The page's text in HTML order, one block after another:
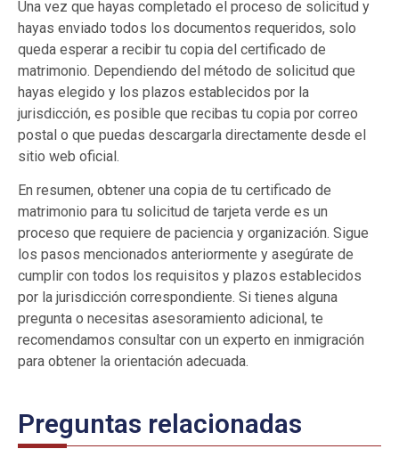
Una vez que hayas completado el proceso de solicitud y
hayas enviado todos los documentos requeridos, solo
queda esperar a recibir tu copia del certificado de
matrimonio. Dependiendo del método de solicitud que
hayas elegido y los plazos establecidos por la
jurisdicción, es posible que recibas tu copia por correo
postal o que puedas descargarla directamente desde el
sitio web oficial.
En resumen, obtener una copia de tu certificado de
matrimonio para tu solicitud de tarjeta verde es un
proceso que requiere de paciencia y organización. Sigue
los pasos mencionados anteriormente y asegúrate de
cumplir con todos los requisitos y plazos establecidos
por la jurisdicción correspondiente. Si tienes alguna
pregunta o necesitas asesoramiento adicional, te
recomendamos consultar con un experto en inmigración
para obtener la orientación adecuada.
Preguntas relacionadas